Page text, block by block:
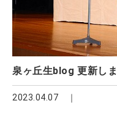
泉ヶ丘生blog 更新しま
2023.04.07